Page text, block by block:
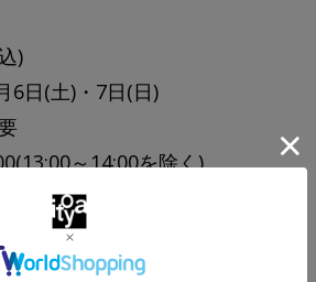
)
6日(土)・7日(日)
～14:00を除く)
いただく場合がございます。予